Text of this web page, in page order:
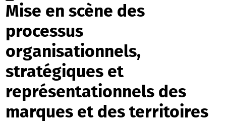
Mise en scène des
processus
organisationnels,
stratégiques et
représentationnels des
marques et des territoires